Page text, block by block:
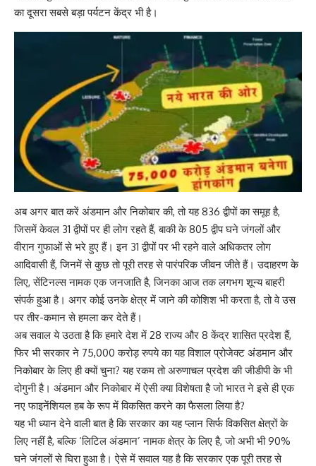
का दूसरा सबसे बड़ा पर्यटन केंद्र भी है।
अब अगर बात करें अंडमान और निकोबार की, तो यह 836 द्वीपों का समूह है,
जिसमें केवल 31 द्वीपों पर ही लोग रहते हैं, बाकी के 805 द्वीप घने जंगलों और
वीरान गुफाओं से भरे हुए हैं। इन 31 द्वीपों पर भी रहने वाले अधिकतर लोग
आदिवासी हैं, जिनमें से कुछ तो पूरी तरह से पारंपरिक जीवन जीते हैं। उदाहरण के
लिए, सेंटिनल्स नामक एक जनजाति है, जिनका आज तक लगभग शून्य बाहरी
संपर्क हुआ है। अगर कोई उनके क्षेत्र में जाने की कोशिश भी करता है, तो वे उस
पर तीर-कमान से हमला कर देते हैं।
अब सवाल ये उठता है कि हमारे देश में 28 राज्य और 8 केंद्र शासित प्रदेश हैं,
फिर भी सरकार ने 75,000 करोड़ रुपये का यह विशाल प्रोजेक्ट अंडमान और
निकोबार के लिए ही क्यों चुना? यह रकम तो अरुणाचल प्रदेश की जीडीपी के भी
दोगुनी है। अंडमान और निकोबार में ऐसी क्या विशेषता है जो भारत ने इसे ही एक
नए फाइनेंशियल हब के रूप में विकसित करने का फैसला लिया है?
यह भी ध्यान देने वाली बात है कि सरकार का यह प्लान सिर्फ विकसित क्षेत्रों के
लिए नहीं है, बल्कि ‘लिटिल अंडमान’ नामक क्षेत्र के लिए है, जो अभी भी 90%
घने जंगलों से घिरा हुआ है। ऐसे में सवाल यह है कि सरकार एक पूरी तरह से